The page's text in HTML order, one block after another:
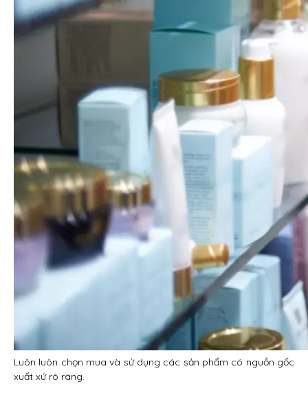
Luôn luôn chọn mua và sử dụng các sản phẩm có nguồn gốc
xuất xứ rõ ràng.